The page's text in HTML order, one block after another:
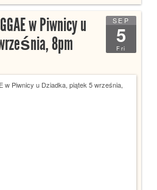
SEP
5
Fri
w Piwnicy u
8pm